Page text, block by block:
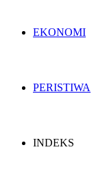
EKONOMI
PERISTIWA
INDEKS